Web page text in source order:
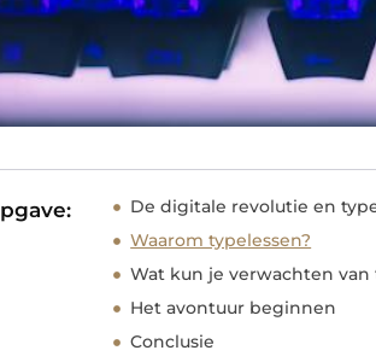
De digitale revolutie en
Waarom typelessen?
Wat kun je verwachten van
Het avontuur beginnen
Conclusie